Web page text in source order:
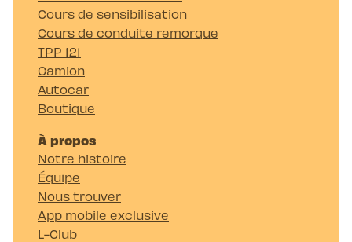
Cours de sensibilisation
Cours de conduite remorque
TPP 121
Camion
Autocar
Boutique
À propos
Notre histoire
Équipe
Nous trouver
App mobile exclusive
L-Club